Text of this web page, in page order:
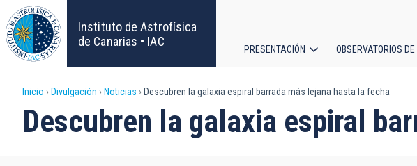
Pasar
al
contenido
principal
Instituto de Astrofísica
de Canarias • IAC
principal
PRESENTACIÓN OBSERVATORIOS
Sobrescribir
enlaces
Inicio Divulgación Noticias Descubren la galaxia espiral barrada más lejana hasta la fecha
Descubren la galaxia espiral